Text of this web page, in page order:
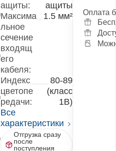
ащиты:
ащиты
Максима
льное
сечение
входящ
его
кабеля:
1.5 мм²
Индекс
цветопе
редачи:
80-89
(класс
1B)
Все
характеристики
Отгрузка сразу
после
поступления
Оплата